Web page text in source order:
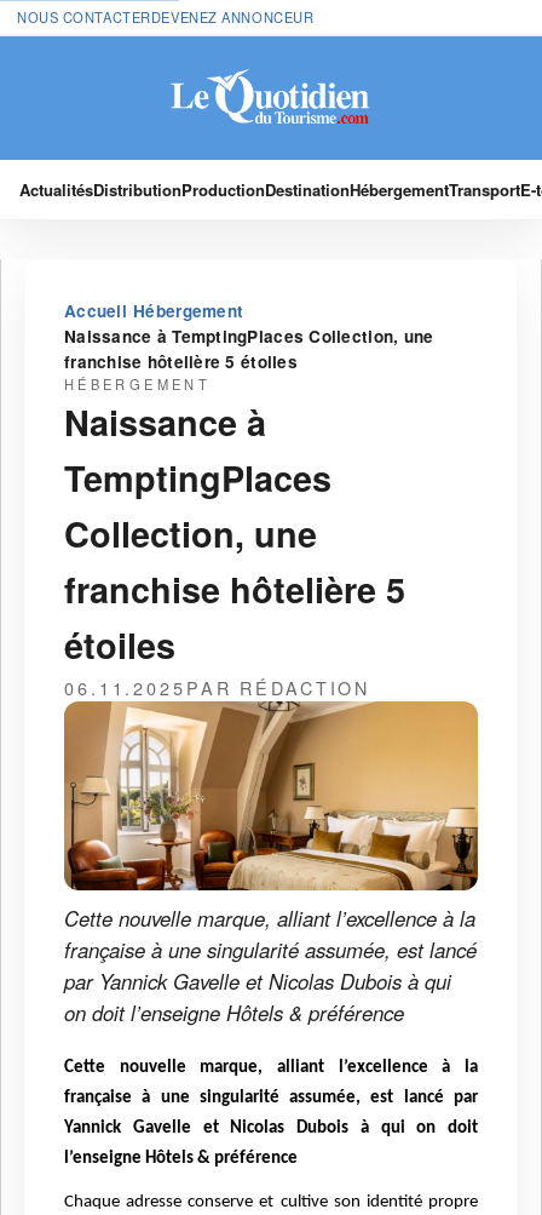
NOUS CONTACTERDEVENEZ ANNONCEUR
ActualitésDistributionProductionDestinationHébergementTransport
Accueil›Hébergement›
Naissance à TemptingPlaces Collection, une
franchise hôtelière 5 étoiles
HÉBERGEMENT
Naissance à
TemptingPlaces
Collection, une
franchise hôtelière 5
étoiles
06.11.2025PAR RÉDACTION
Cette nouvelle marque, alliant l’excellence à la
française à une singularité assumée, est lancé
par Yannick Gavelle et Nicolas Dubois à qui
on doit l’enseigne Hôtels & préférence
Cette nouvelle marque, alliant l’excellence à la
française à une singularité assumée, est lancé par
Yannick Gavelle et Nicolas Dubois à qui on doit
l’enseigne Hôtels & préférence
Chaque adresse conserve et cultive son identité propre